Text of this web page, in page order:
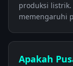
produksi
memengaruhi
Apakah